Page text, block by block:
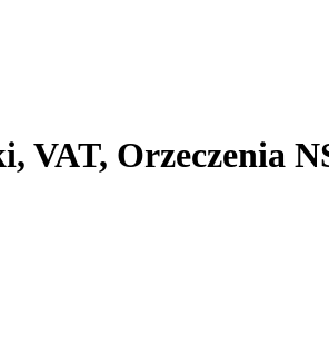
VAT, Orzeczenia